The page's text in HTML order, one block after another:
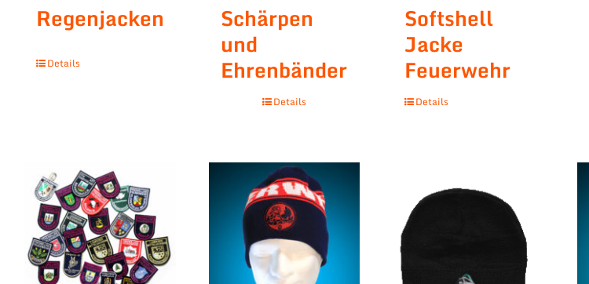
Regenjacken
Details
Schärpen
und
Ehrenbänder
Details
Softshell
Jacke
Feuerwehr
Details